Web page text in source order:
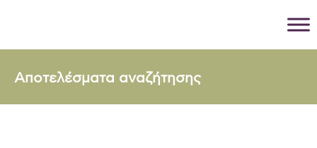
Αποτελέσματα αναζήτησης